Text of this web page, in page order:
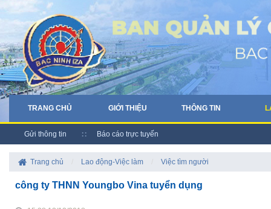
TRANG CHỦ GIỚI THIỆU THÔNG TIN
Gửi thông tin Báo cáo trực tuyến
Trang chủ Lao động-Việc làm Việc tìm người
công ty THNN Youngbo Vina tuyển dụng